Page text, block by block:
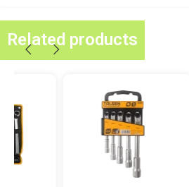
Related products